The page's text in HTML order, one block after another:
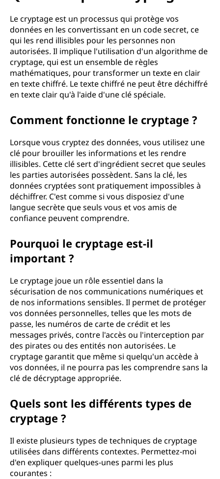
Le cryptage est un processus qui protège vos
données en les convertissant en un code secret, ce
qui les rend illisibles pour les personnes non
autorisées. Il implique l'utilisation d'un algorithme de
cryptage, qui est un ensemble de règles
mathématiques, pour transformer un texte en clair
en texte chiffré. Le texte chiffré ne peut être déchiffré
en texte clair qu'à l'aide d'une clé spéciale.
Comment fonctionne le cryptage ?
Lorsque vous cryptez des données, vous utilisez une
clé pour brouiller les informations et les rendre
illisibles. Cette clé sert d'ingrédient secret que seules
les parties autorisées possèdent. Sans la clé, les
données cryptées sont pratiquement impossibles à
déchiffrer. C'est comme si vous disposiez d'une
langue secrète que seuls vous et vos amis de
confiance peuvent comprendre.
Pourquoi le cryptage est-il
important ?
Le cryptage joue un rôle essentiel dans la
sécurisation de nos communications numériques et
de nos informations sensibles. Il permet de protéger
vos données personnelles, telles que les mots de
passe, les numéros de carte de crédit et les
messages privés, contre l'accès ou l'interception par
des pirates ou des entités non autorisées. Le
cryptage garantit que même si quelqu'un accède à
vos données, il ne pourra pas les comprendre sans la
clé de décryptage appropriée.
Quels sont les différents types de
cryptage ?
Il existe plusieurs types de techniques de cryptage
utilisées dans différents contextes. Permettez-moi
d'en expliquer quelques-unes parmi les plus
courantes :